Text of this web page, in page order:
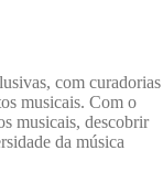
com curadorias
musicais. Com o
musicais, descobrir
da música